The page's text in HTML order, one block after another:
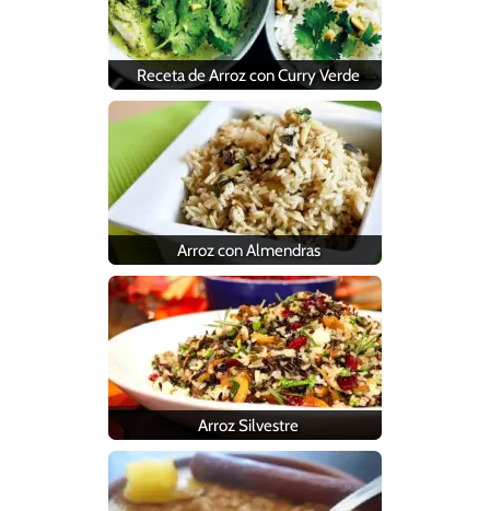
Receta de Arroz con Curry Verde
Arroz con Almendras
Arroz Silvestre